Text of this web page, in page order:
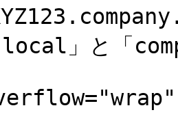
」と「